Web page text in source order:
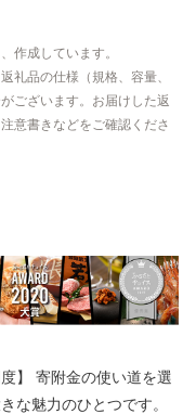
作成しています。
礼品の仕様（規格、容量、
ございます。お届けした返
意書きなどをご確認くださ
を選
な魅力のひとつです。